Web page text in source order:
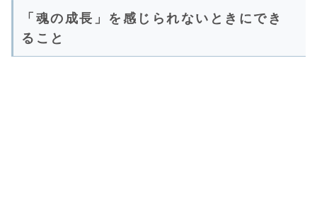
「魂の成長」を感じられないときにでき
ること